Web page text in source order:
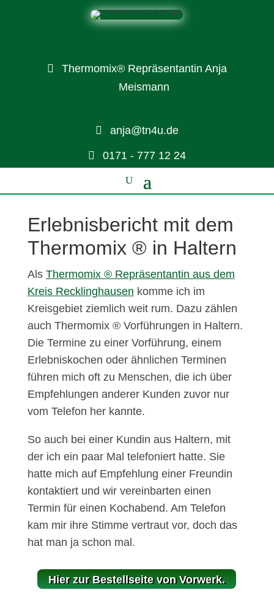
Thermomix® Repräsentantin Anja
Meismann
anja@tn4u.de
0171 - 777 12 24
Erlebnisbericht mit dem
Thermomix ® in Haltern
Als Thermomix ® Repräsentantin aus dem
Kreis Recklinghausen komme ich im
Kreisgebiet ziemlich weit rum. Dazu zählen
auch Thermomix ® Vorführungen in Haltern.
Die Termine zu einer Vorführung, einem
Erlebniskochen oder ähnlichen Terminen
führen mich oft zu Menschen, die ich über
Empfehlungen anderer Kunden zuvor nur
vom Telefon her kannte.
So auch bei einer Kundin aus Haltern, mit
der ich ein paar Mal telefoniert hatte. Sie
hatte mich auf Empfehlung einer Freundin
kontaktiert und wir vereinbarten einen
Termin für einen Kochabend. Am Telefon
kam mir ihre Stimme vertraut vor, doch das
hat man ja schon mal.
Hier zur Bestellseite von Vorwerk.